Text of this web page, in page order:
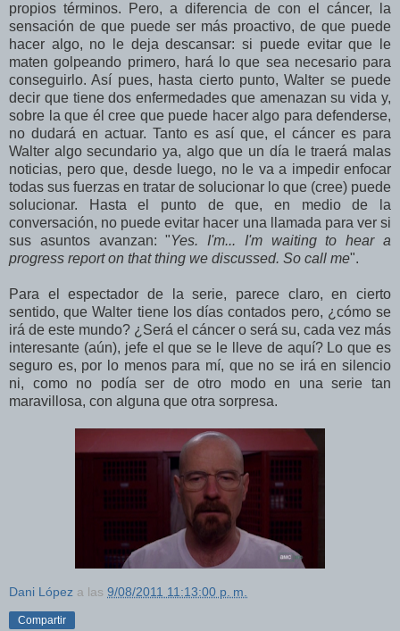
propios términos. Pero, a diferencia de con el cáncer, la
sensación de que puede ser más proactivo, de que puede
hacer algo, no le deja descansar: si puede evitar que le
maten golpeando primero, hará lo que sea necesario para
conseguirlo. Así pues, hasta cierto punto, Walter se puede
decir que tiene dos enfermedades que amenazan su vida y,
sobre la que él cree que puede hacer algo para defenderse,
no dudará en actuar. Tanto es así que, el cáncer es para
Walter algo secundario ya, algo que un día le traerá malas
noticias, pero que, desde luego, no le va a impedir enfocar
todas sus fuerzas en tratar de solucionar lo que (cree) puede
solucionar. Hasta el punto de que, en medio de la
conversación, no puede evitar hacer una llamada para ver si
sus asuntos avanzan: "Yes. I'm... I'm waiting to hear a
progress report on that thing we discussed. So call me".
Para el espectador de la serie, parece claro, en cierto
sentido, que Walter tiene los días contados pero, ¿cómo se
irá de este mundo? ¿Será el cáncer o será su, cada vez más
interesante (aún), jefe el que se le lleve de aquí? Lo que es
seguro es, por lo menos para mí, que no se irá en silencio
ni, como no podía ser de otro modo en una serie tan
maravillosa, con alguna que otra sorpresa.
Dani López a las 9/08/2011 11:13:00 p. m.
Compartir